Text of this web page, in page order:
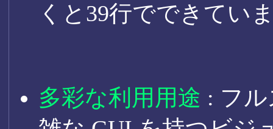
くと39行でできてい
多彩な利用用途 : フ